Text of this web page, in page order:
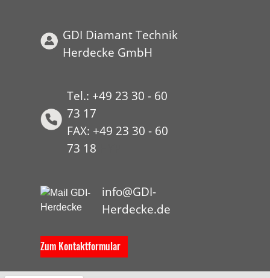
GDI Diamant Technik
Herdecke GmbH
Tel.: +49 23 30 - 60
73 17
FAX: +49 23 30 - 60
73 18
info@GDI-
Herdecke.de
Zum Kontaktformular